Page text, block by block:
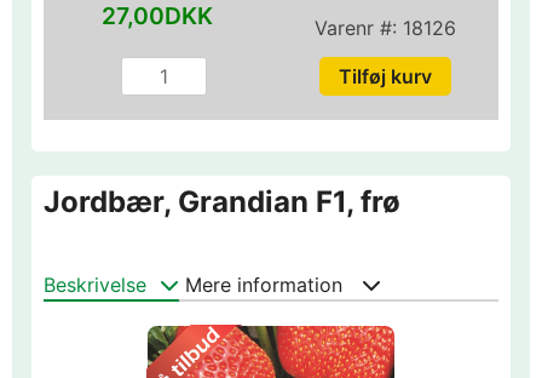
Varenr #: 18126
27,00DKK
Jordbær, Grandian F1, frø
Beskrivelse Mere information